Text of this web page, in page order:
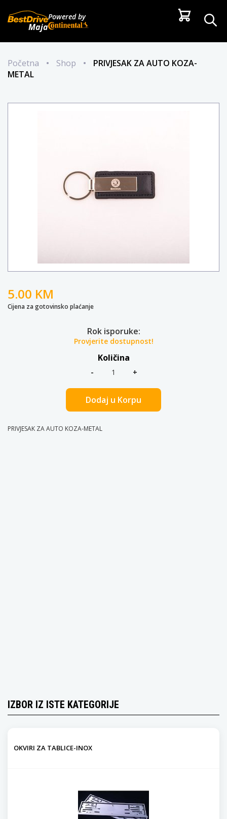
Maja
Powered by
Početna • Shop •
PRIVJESAK ZA AUTO KOZA-
METAL
5.00 KM
Cijena za gotovinsko plaćanje
Rok isporuke:
Provjerite dostupnost!
Količina
Dodaj u Korpu
PRIVJESAK ZA AUTO KOZA-METAL
IZBOR IZ ISTE KATEGORIJE
OKVIRI ZA TABLICE-INOX